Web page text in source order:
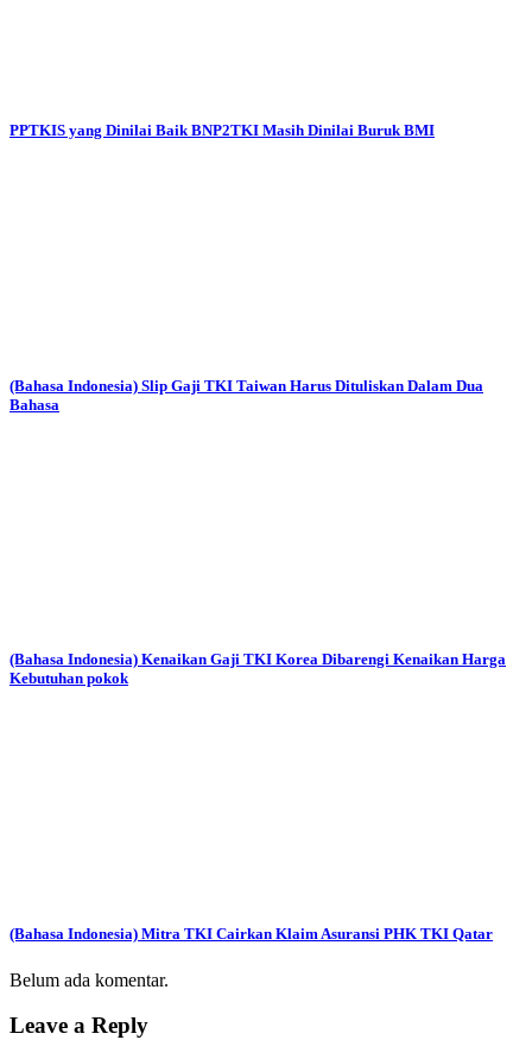
PPTKIS yang Dinilai Baik BNP2TKI Masih Dinilai Buruk BMI
(Bahasa Indonesia) Slip Gaji TKI Taiwan Harus Dituliskan Dalam Dua
Bahasa
(Bahasa Indonesia) Kenaikan Gaji TKI Korea Dibarengi Kenaikan Harga
Kebutuhan pokok
(Bahasa Indonesia) Mitra TKI Cairkan Klaim Asuransi PHK TKI Qatar
Belum ada komentar.
Leave a Reply